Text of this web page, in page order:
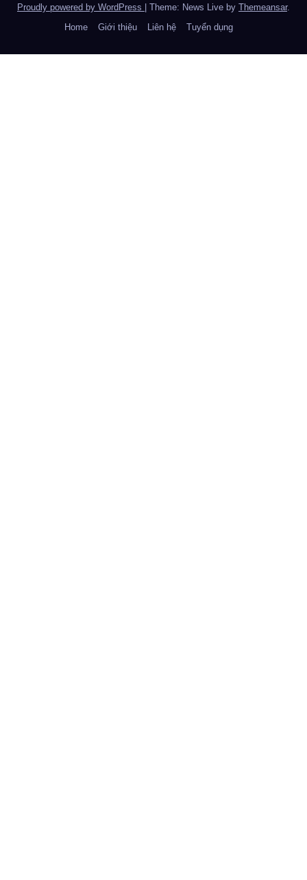
Proudly powered by WordPress | Theme: News Live by Themeansar.
Home
Giới thiệu Liên hệ Tuyển dụng